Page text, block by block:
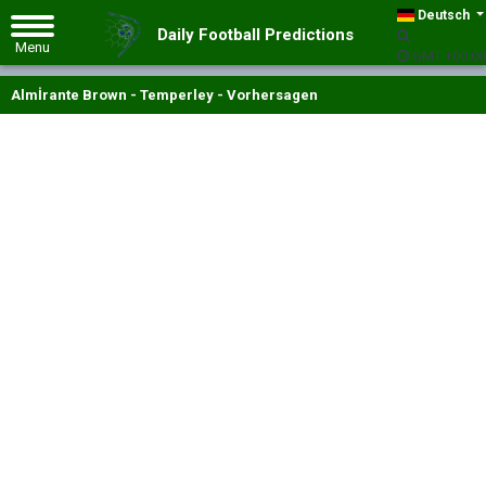
Deutsch
GMT +00:00
Daily Football Predictions
Almİrante Brown - Temperley - Vorhersagen